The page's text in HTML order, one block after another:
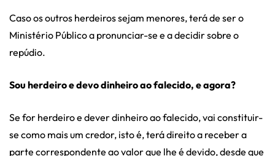
Caso os outros herdeiros sejam menores, terá de ser o
Ministério Público a pronunciar-se e a decidir sobre o
repúdio.
Sou herdeiro e devo dinheiro ao falecido, e agora?
Se for herdeiro e dever dinheiro ao falecido, vai constituir-
se como mais um credor, isto é, terá direito a receber a
parte correspondente ao valor que lhe é devido, desde que